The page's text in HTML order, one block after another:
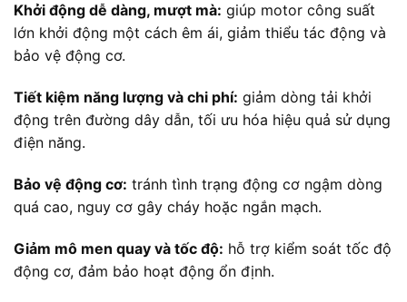
Khởi động dễ dàng, mượt mà: giúp motor công suất
lớn khởi động một cách êm ái, giảm thiểu tác động và
bảo vệ động cơ.
Tiết kiệm năng lượng và chi phí: giảm dòng tải khởi
động trên đường dây dẫn, tối ưu hóa hiệu quả sử dụng
điện năng.
Bảo vệ động cơ: tránh tình trạng động cơ ngậm dòng
quá cao, nguy cơ gây cháy hoặc ngắn mạch.
Giảm mô men quay và tốc độ: hỗ trợ kiểm soát tốc độ
động cơ, đảm bảo hoạt động ổn định.